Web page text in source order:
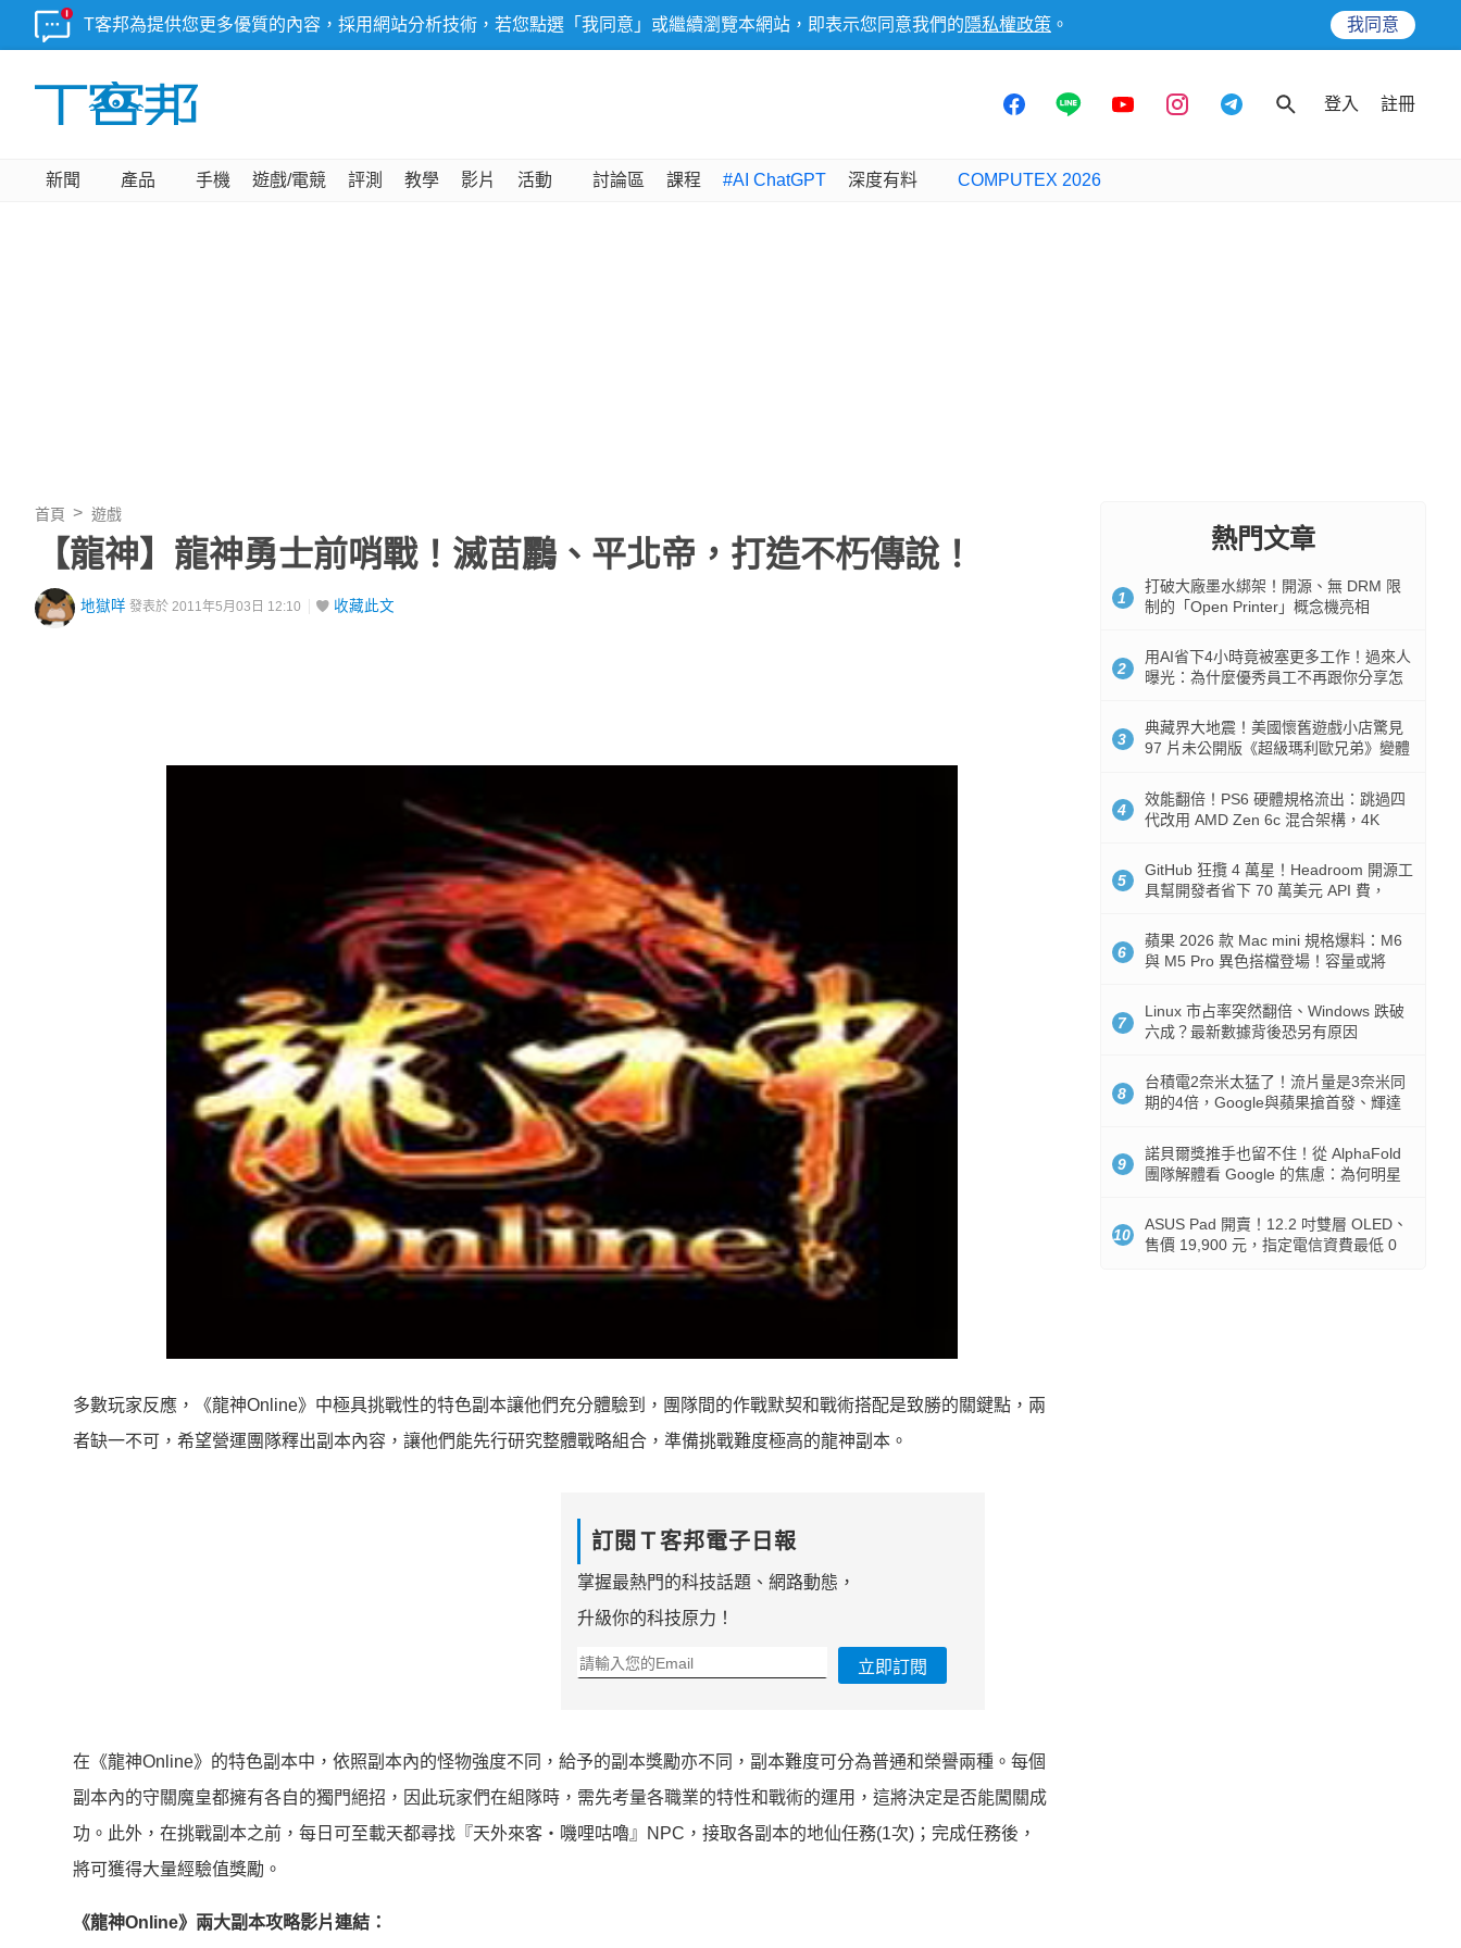
T客邦為提供您更多優質的內容，採用網站分析技術，若您點選「我同意」或繼續瀏覽本網站，即表示您同意我們的 隱私權政策 。 我同意
登入 註冊
新聞 產品 手機 遊戲/電競 評測 教學 影片 活動 討論區 課程 #AI ChatGPT 深度有料 COMPUTEX 2026
首頁 遊戲
【龍神】龍神勇士前哨戰！滅苗鸝、平北帝，打造不朽傳說！
地獄咩 發表於 2011年5月03日 12:10 收藏此文
多數玩家反應，《龍神Online》中極具挑戰性的特色副本讓他們充分體驗到，團隊間的作戰默契和戰術搭配是致勝的關鍵點，兩
者缺一不可，希望營運團隊釋出副本內容，讓他們能先行研究整體戰略組合，準備挑戰難度極高的龍神副本。
訂閱Ｔ客邦電子日報
掌握最熱門的科技話題、網路動態，
升級你的科技原力！
立即訂閱
在《龍神Online》的特色副本中，依照副本內的怪物強度不同，給予的副本獎勵亦不同，副本難度可分為普通和榮譽兩種。每個
副本內的守關魔皇都擁有各自的獨門絕招，因此玩家們在組隊時，需先考量各職業的特性和戰術的運用，這將決定是否能闖關成
功。此外，在挑戰副本之前，每日可至載天都尋找『天外來客‧嘰哩咕嚕』NPC，接取各副本的地仙任務(1次)；完成任務後，
將可獲得大量經驗值獎勵。
《龍神Online》兩大副本攻略影片連結：
熱門文章
1
打破大廠墨水綁架！開源、無 DRM 限
制的「Open Printer」概念機亮相
2
用AI省下4小時竟被塞更多工作！過來人
曝光：為什麼優秀員工不再跟你分享怎
3
典藏界大地震！美國懷舊遊戲小店驚見
97 片未公開版《超級瑪利歐兄弟》變體
4
效能翻倍！PS6 硬體規格流出：跳過四
代改用 AMD Zen 6c 混合架構，4K
5
GitHub 狂攬 4 萬星！Headroom 開源工
具幫開發者省下 70 萬美元 API 費，
6
蘋果 2026 款 Mac mini 規格爆料：M6
與 M5 Pro 異色搭檔登場！容量或將
7
Linux 市占率突然翻倍、Windows 跌破
六成？最新數據背後恐另有原因
8
台積電2奈米太猛了！流片量是3奈米同
期的4倍，Google與蘋果搶首發、輝達
9
諾貝爾獎推手也留不住！從 AlphaFold
團隊解體看 Google 的焦慮：為何明星
10
ASUS Pad 開賣！12.2 吋雙層 OLED、
售價 19,900 元，指定電信資費最低 0